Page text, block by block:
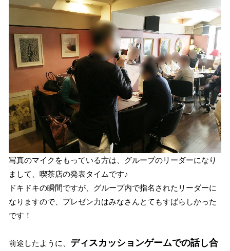
写真のマイクをもっている方は、グループのリーダーになり
まして、喫茶店の発表タイムです♪
ドキドキの瞬間ですが、グループ内で指名されたリーダーに
なりますので、プレゼン力はみなさんとてもすばらしかった
です！
前途したように、 ディスカッションゲームでの話し合